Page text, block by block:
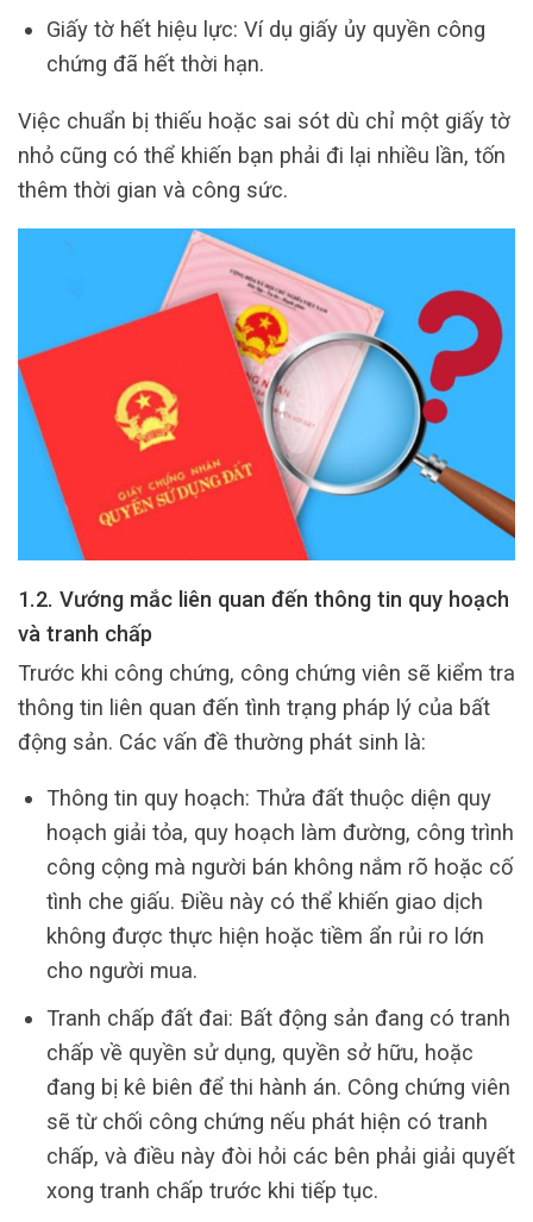
Giấy tờ hết hiệu lực: Ví dụ giấy ủy quyền công
chứng đã hết thời hạn.
Việc chuẩn bị thiếu hoặc sai sót dù chỉ một giấy tờ
nhỏ cũng có thể khiến bạn phải đi lại nhiều lần, tốn
thêm thời gian và công sức.
1.2. Vướng mắc liên quan đến thông tin quy hoạch
và tranh chấp
Trước khi công chứng, công chứng viên sẽ kiểm tra
thông tin liên quan đến tình trạng pháp lý của bất
động sản. Các vấn đề thường phát sinh là:
Thông tin quy hoạch: Thửa đất thuộc diện quy
hoạch giải tỏa, quy hoạch làm đường, công trình
công cộng mà người bán không nắm rõ hoặc cố
tình che giấu. Điều này có thể khiến giao dịch
không được thực hiện hoặc tiềm ẩn rủi ro lớn
cho người mua.
Tranh chấp đất đai: Bất động sản đang có tranh
chấp về quyền sử dụng, quyền sở hữu, hoặc
đang bị kê biên để thi hành án. Công chứng viên
sẽ từ chối công chứng nếu phát hiện có tranh
chấp, và điều này đòi hỏi các bên phải giải quyết
xong tranh chấp trước khi tiếp tục.